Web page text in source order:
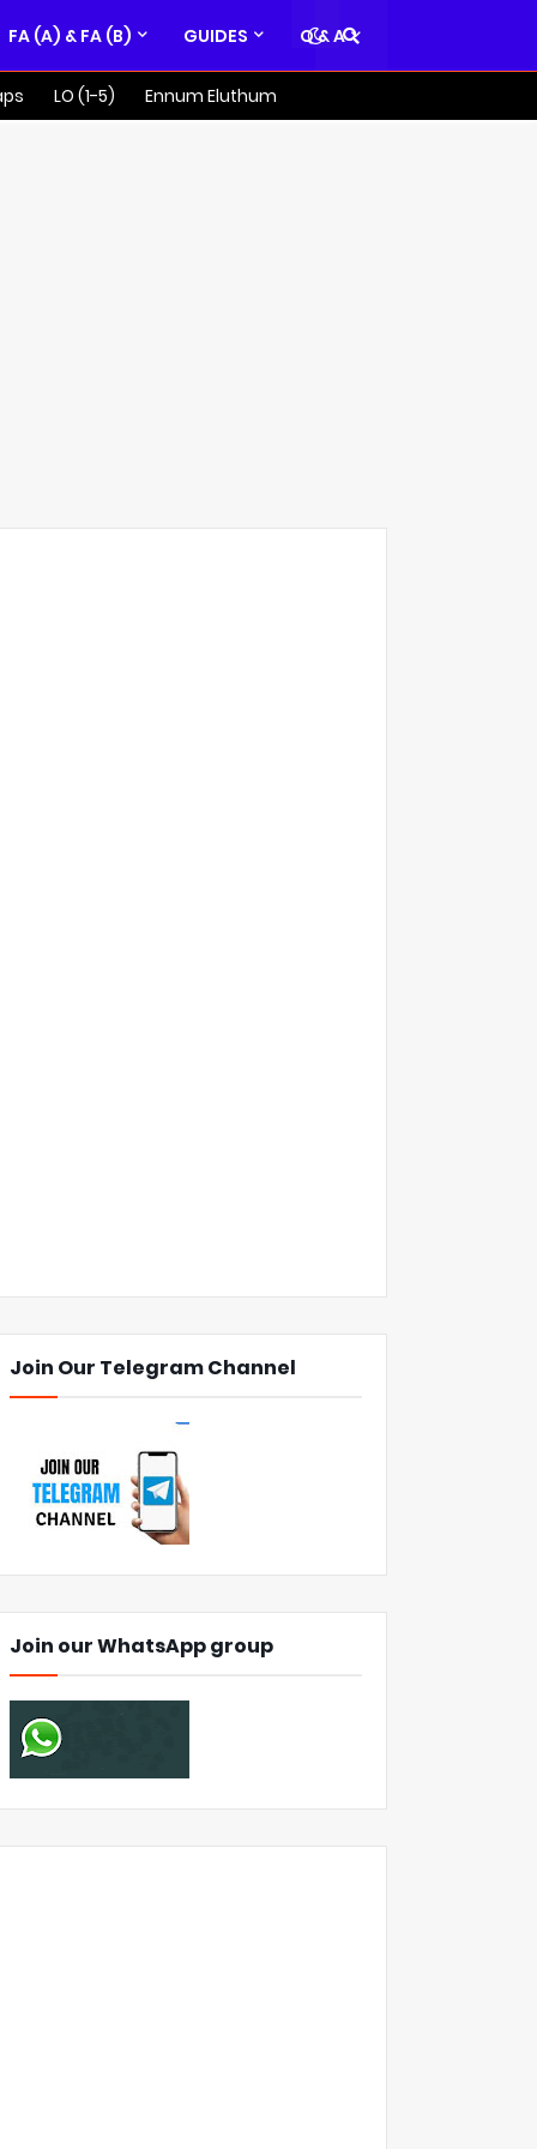
FA (A) & FA (B) GUIDES Q & A
LO (1-5)
Ennum Eluthum
Join Our Telegram Channel
Join our WhatsApp group